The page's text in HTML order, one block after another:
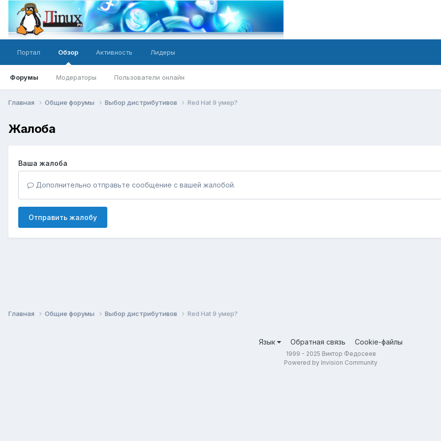
Портал Обзор
Форумы Модераторы Пользователи онлайн
Активность Лидеры
Главная Общие форумы Выбор дистрибутивов Red Hat 9 умер?
Жалоба
Ваша жалоба
Дополнительно отправьте сообщение с вашей жалобой.
Отправить жалобу
Главная Общие форумы Выбор дистрибутивов Red Hat 9 умер?
Язык Обратная связь Cookie-файлы
1999 - 2025 Виктор Федосеев
Powered by Invision Community